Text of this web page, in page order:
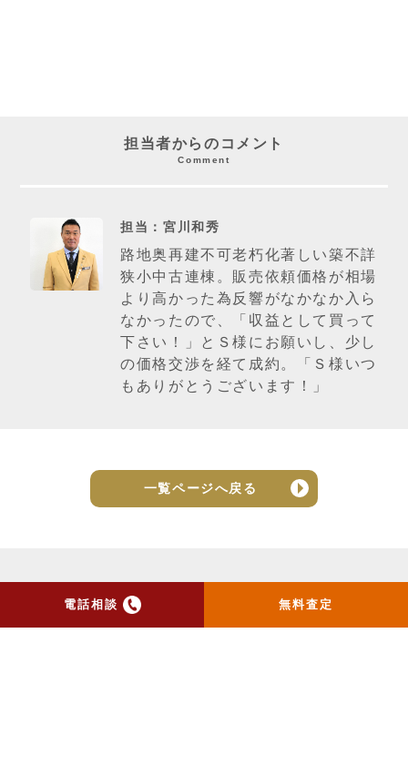
電話相談 無料査定
担当者からのコメント
Comment
担当：宮川和秀
路地奥再建不可老朽化著しい築不詳
狭小中古連棟。販売依頼価格が相場
より高かった為反響がなかなか入ら
なかったので、「収益として買って
下さい！」とＳ様にお願いし、少し
の価格交渉を経て成約。「Ｓ様いつ
もありがとうございます！」
一覧ページへ戻る